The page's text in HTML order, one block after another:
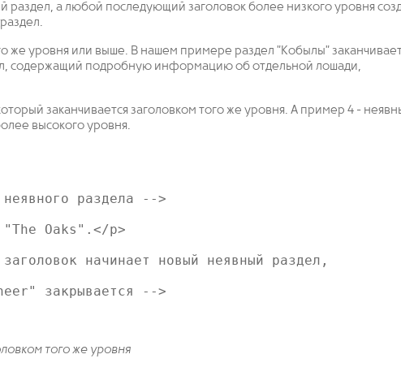
раздел, а любой последующий заголовок более низкого уровня
же уровня или выше. В нашем примере раздел "Кобылы"
содержащий подробную информацию об отдельной лошади,
заканчивается заголовком того же уровня. А пример 4 -
высокого уровня.
раздела -->
"The Oaks".</p>
начинает новый неявный раздел,
закрывается -->
того же уровня